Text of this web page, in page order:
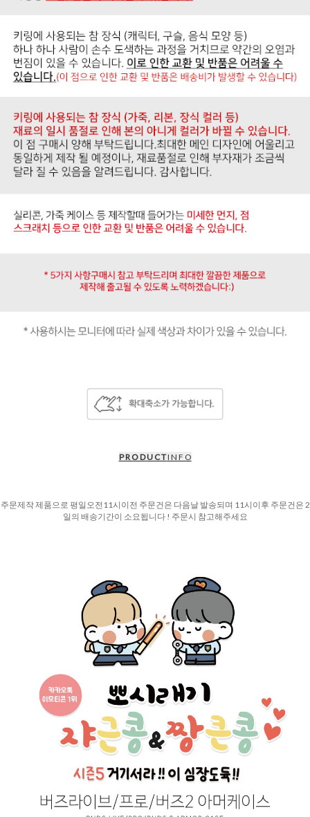
P R O D U C TI N F O
주문제작 제품으로 평일오전11시이전 주문건은 다음날 발송되며 11시이후 주문건은 2
일의 배송기간이 소요됩니다 ! 주문시 참고해주세요